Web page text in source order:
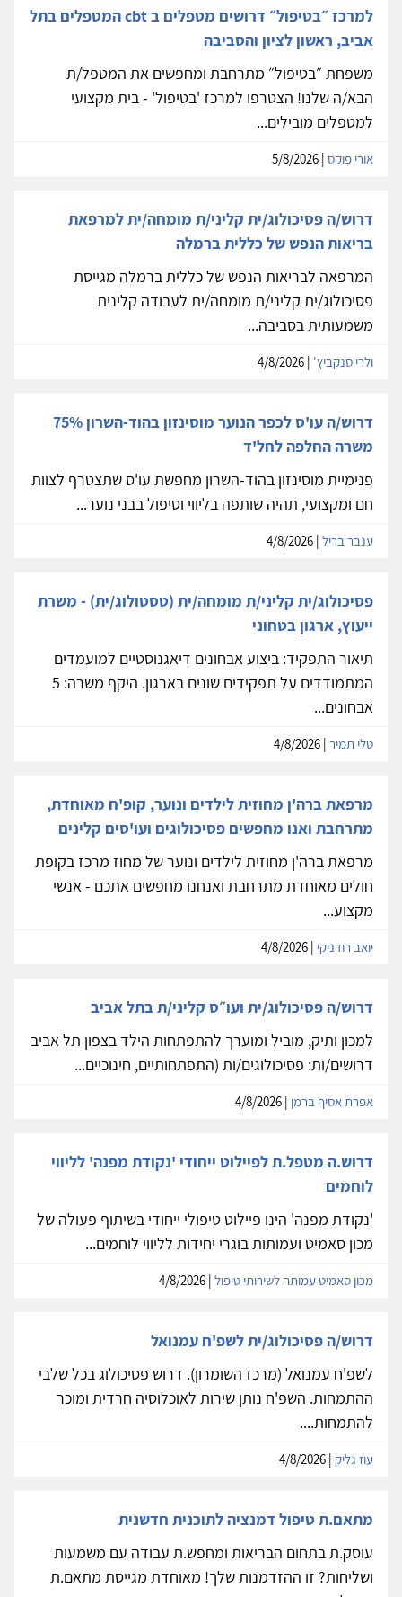
למרכז ״בטיפול״ דרושים מטפלים ב cbt המטפלים בתל
אביב, ראשון לציון והסביבה
משפחת ״בטיפול״ מתרחבת ומחפשים את המטפל/ת
הבא/ה שלנו! הצטרפו למרכז 'בטיפול' - בית מקצועי
למטפלים מובילים...
אורי פוקס
דרוש/ה פסיכולוג/ית קליני/ת מומחה/ית למרפאת
בריאות הנפש של כללית ברמלה
המרפאה לבריאות הנפש של כללית ברמלה מגייסת
פסיכולוג/ית קליני/ת מומחה/ית לעבודה קלינית
משמעותית בסביבה...
ולרי סנקביץ'
דרוש/ה עו'ס לכפר הנוער מוסינזון בהוד-השרון 75%
משרה החלפה לחל'ד
פנימיית מוסינזון בהוד-השרון מחפשת עו'ס שתצטרף לצוות
חם ומקצועי, תהיה שותפה בליווי וטיפול בבני נוער...
ענבר בריל
פסיכולוג/ית קליני/ת מומחה/ית (טסטולוג/ית) - משרת
ייעוץ, ארגון בטחוני
תיאור התפקיד: ביצוע אבחונים דיאגנוסטיים למועמדים
המתמודדים על תפקידים שונים בארגון. היקף משרה: 5
אבחונים...
טלי תמיר
מרפאת ברה'ן מחוזית לילדים ונוער, קופ'ח מאוחדת,
מתרחבת ואנו מחפשים פסיכולוגים ועו'סים קלינים
מרפאת ברה'ן מחוזית לילדים ונוער של מחוז מרכז בקופת
חולים מאוחדת מתרחבת ואנחנו מחפשים אתכם - אנשי
מקצוע...
יואב רודניקי
דרוש/ה פסיכולוג/ית ועו״ס קליני/ת בתל אביב
למכון ותיק, מוביל ומוערך להתפתחות הילד בצפון תל אביב
דרושים/ות: פסיכולוגים/ות (התפתחותיים, חינוכיים...
אפרת אסיף ברמן
דרוש.ה מטפל.ת לפיילוט ייחודי 'נקודת מפנה' לליווי
לוחמים
'נקודת מפנה' הינו פיילוט טיפולי ייחודי בשיתוף פעולה של
מכון סאמיט ועמותות בוגרי יחידות לליווי לוחמים...
מכון סאמיט עמותה לשירותי טיפול
דרוש/ה פסיכולוג/ית לשפ'ח עמנואל
לשפ'ח עמנואל (מרכז השומרון). דרוש פסיכולוג בכל שלבי
ההתמחות. השפ'ח נותן שירות לאוכלוסיה חרדית ומוכר
להתמחות....
עוז גליק
מתאם.ת טיפול דמנציה לתוכנית חדשנית
עוסק.ת בתחום הבריאות ומחפש.ת עבודה עם משמעות
ושליחות? זו ההזדמנות שלך! מאוחדת מגייסת מתאם.ת